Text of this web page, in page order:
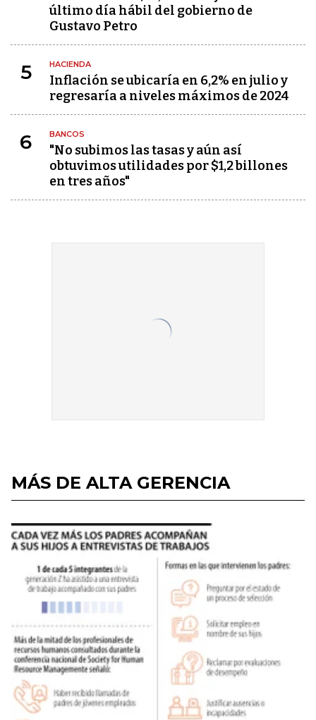
último día hábil del gobierno de
Gustavo Petro
5 HACIENDA
Inflación se ubicaría en 6,2% en julio y
regresaría a niveles máximos de 2024
6 BANCOS
"No subimos las tasas y aún así
obtuvimos utilidades por $1,2 billones
en tres años"
MÁS DE ALTA GERENCIA